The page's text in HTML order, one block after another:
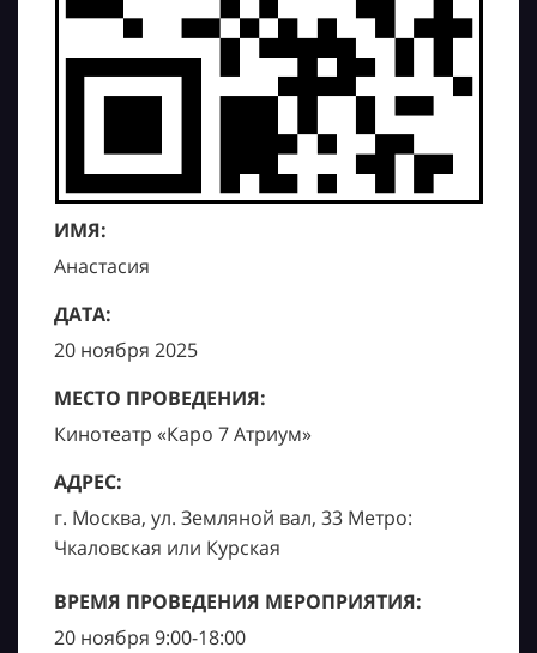
ИМЯ:
Анастасия
ДАТА:
20 ноября 2025
МЕСТО ПРОВЕДЕНИЯ:
Кинотеатр «Каро 7 Атриум»
АДРЕС:
г. Москва, ул. Земляной вал, 33 Метро:
Чкаловская или Курская
ВРЕМЯ ПРОВЕДЕНИЯ МЕРОПРИЯТИЯ:
20 ноября 9:00-18:00